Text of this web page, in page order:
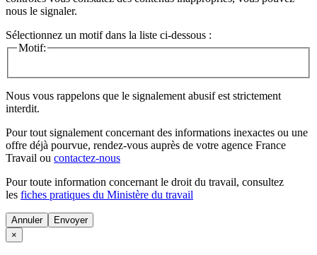
nous le signaler.
Sélectionnez un motif dans la liste ci-dessous :
Motif:
Nous vous rappelons que le signalement abusif est strictement
interdit.
Pour tout signalement concernant des informations inexactes ou une
offre déjà pourvue, rendez-vous auprès de votre agence France
Travail ou contactez-nous
Pour toute information concernant le droit du travail, consultez
les fiches pratiques du Ministère du travail
Annuler
×